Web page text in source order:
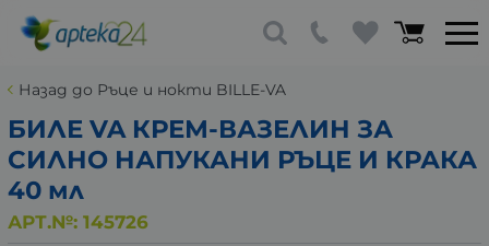
Назад до Ръце и нокти BILLE-VA
БИЛЕ VA КРЕМ-ВАЗЕЛИН ЗА
СИЛНО НАПУКАНИ РЪЦЕ И КРАКА
40 мл
АРТ.№: 145726